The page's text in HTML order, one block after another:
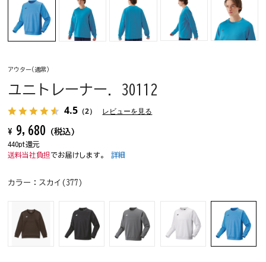
アウター(通常)
ユニトレーナー. 30112
4.5 （2） レビューを見る
¥ 9,680 (税込)
440pt還元
送料当社負担 でお届けします。詳細
カラー： スカイ(377)